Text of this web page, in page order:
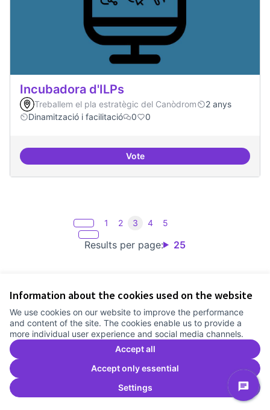
Information about the cookies used on the website
We use cookies on our website to improve the performance
and content of the site. The cookies enable us to provide a
more individual user experience and social media channels.
Accept all
Accept only essential
Settings
Incubadora d'ILPs
Treballem el pla estratègic del Canòdrom
2 anys
Dinamització i facilitació
0 0
VoteIncubadora d'ILPs
Results per page: 25
1 2 3 4 5
Cookie settings
Comunitat Canòdrom at Facebook
(External link)
Comunitat Canòdrom at Instagram
(External link)
Comunitat Canòdrom at YouTube
(External link)
English
Triar la llenguaElegir el idiomaChoose language
(External link)
Website made with